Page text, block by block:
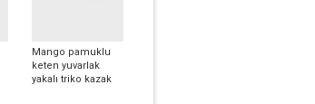
Mango pamuklu
keten yuvarlak
yakalı triko kazak